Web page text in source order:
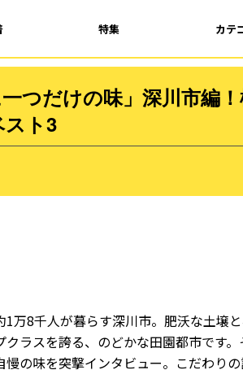
特集 カテ
つだけの味」深川市編
ト3
万8千人が暮らす深川市。肥沃な土壌
ラスを誇る、のどかな田園都市です
の味を突撃インタビュー。こだわり